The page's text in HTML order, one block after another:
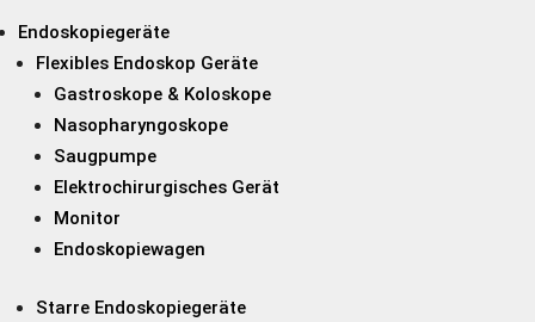
Endoskopiegeräte
Flexibles Endoskop Geräte
Gastroskope & Koloskope
Nasopharyngoskope
Saugpumpe
Elektrochirurgisches Gerät
Monitor
Endoskopiewagen
Starre Endoskopiegeräte